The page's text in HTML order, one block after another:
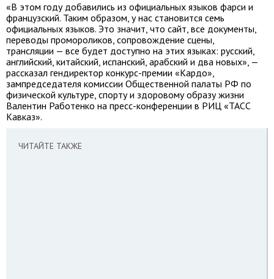
«В этом году добавились из официальных языков фарси и
французский. Таким образом, у нас становится семь
официальных языков. Это значит, что сайт, все документы,
переводы промороликов, сопровождение сцены,
трансляции — все будет доступно на этих языках: русский,
английский, китайский, испанский, арабский и два новых», —
рассказал гендиректор конкурс-премии «Кардо»,
зампредседателя комиссии Общественной палаты РФ по
физической культуре, спорту и здоровому образу жизни
Валентин Работенко на пресс-конференции в РИЦ «ТАСС
Кавказ».
ЧИТАЙТЕ ТАКЖЕ